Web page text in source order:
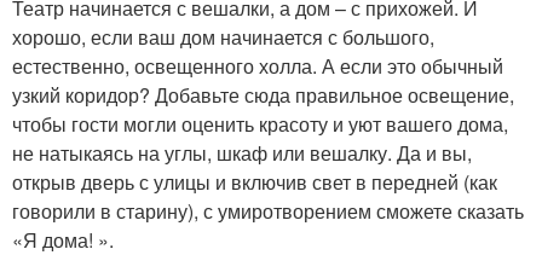
Театр начинается с вешалки, а дом – с прихожей. И
хорошо, если ваш дом начинается с большого,
естественно, освещенного холла. А если это обычный
узкий коридор? Добавьте сюда правильное освещение,
чтобы гости могли оценить красоту и уют вашего дома,
не натыкаясь на углы, шкаф или вешалку. Да и вы,
открыв дверь с улицы и включив свет в передней (как
говорили в старину), с умиротворением сможете сказать
«Я дома! ».